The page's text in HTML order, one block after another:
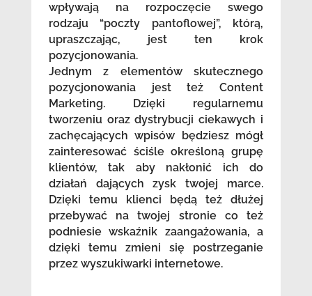
wpływają na rozpoczęcie swego
rodzaju “poczty pantoflowej”, którą,
upraszczając, jest ten krok
pozycjonowania.
Jednym z elementów skutecznego
pozycjonowania jest też Content
Marketing. Dzięki regularnemu
tworzeniu oraz dystrybucji ciekawych i
zachęcających wpisów będziesz mógł
zainteresować ściśle określoną grupę
klientów, tak aby nakłonić ich do
działań dających zysk twojej marce.
Dzięki temu klienci będą też dłużej
przebywać na twojej stronie co też
podniesie wskaźnik zaangażowania, a
dzięki temu zmieni się postrzeganie
przez wyszukiwarki internetowe.